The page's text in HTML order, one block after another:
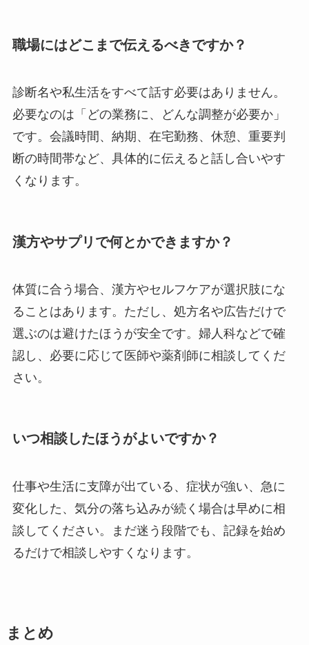
職場にはどこまで伝えるべきですか？
診断名や私生活をすべて話す必要はありません。
必要なのは「どの業務に、どんな調整が必要か」
です。会議時間、納期、在宅勤務、休憩、重要判
断の時間帯など、具体的に伝えると話し合いやす
くなります。
漢方やサプリで何とかできますか？
体質に合う場合、漢方やセルフケアが選択肢にな
ることはあります。ただし、処方名や広告だけで
選ぶのは避けたほうが安全です。婦人科などで確
認し、必要に応じて医師や薬剤師に相談してくだ
さい。
いつ相談したほうがよいですか？
仕事や生活に支障が出ている、症状が強い、急に
変化した、気分の落ち込みが続く場合は早めに相
談してください。まだ迷う段階でも、記録を始め
るだけで相談しやすくなります。
まとめ